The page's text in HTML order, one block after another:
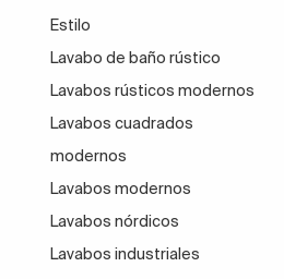
Estilo
Lavabo de baño rústico
Lavabos rústicos modernos
Lavabos cuadrados
modernos
Lavabos modernos
Lavabos nórdicos
Lavabos industriales